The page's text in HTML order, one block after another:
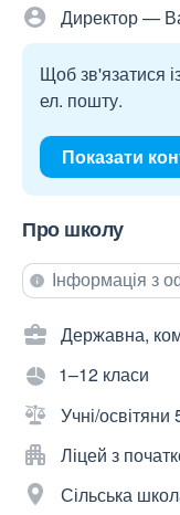
Директор —
Щоб зв'язатися
ел. пошту.
Показати
Про школу
Інформація з
Державна,
1–12 класи
Учні/освітяни
Ліцей з
Сільська